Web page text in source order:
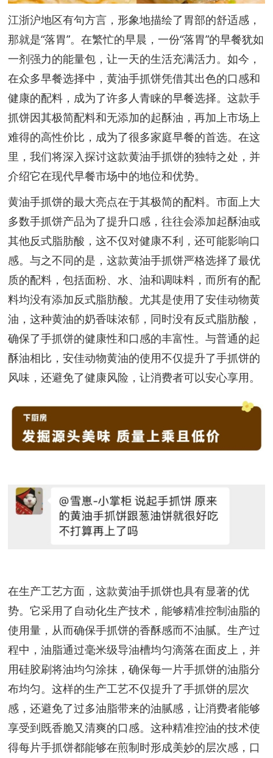
江浙沪地区有句方言，形象地描绘了胃部的舒适感，
那就是“落胃”。在繁忙的早晨，一份“落胃”的早餐犹如
一剂强力的能量包，让一天的生活充满活力。如今，
在众多早餐选择中，黄油手抓饼凭借其出色的口感和
健康的配料，成为了许多人青睐的早餐选择。这款手
抓饼因其极简配料和无添加的起酥油，再加上市场上
难得的高性价比，成为了很多家庭早餐的首选。在这
里，我们将深入探讨这款黄油手抓饼的独特之处，并
介绍它在现代早餐市场中的地位和优势。
黄油手抓饼的最大亮点在于其极简的配料。市面上大
多数手抓饼产品为了提升口感，往往会添加起酥油或
其他反式脂肪酸，这不仅对健康不利，还可能影响口
感。与之不同的是，这款黄油手抓饼严格选择了最优
质的配料，包括面粉、水、油和调味料，而所有的配
料均没有添加反式脂肪酸。尤其是使用了安佳动物黄
油，这种黄油的奶香味浓郁，同时没有反式脂肪酸，
确保了手抓饼的健康性和口感的丰富性。与普通的起
酥油相比，安佳动物黄油的使用不仅提升了手抓饼的
风味，还避免了健康风险，让消费者可以安心享用。
在生产工艺方面，这款黄油手抓饼也具有显著的优
势。它采用了自动化生产技术，能够精准控制油脂的
使用量，从而确保手抓饼的香酥感而不油腻。生产过
程中，油脂通过毫米级导油槽均匀滴落在面皮上，并
用硅胶刷将油均匀涂抹，确保每一片手抓饼的油脂分
布均匀。这样的生产工艺不仅提升了手抓饼的层次
感，还避免了过多油脂带来的油腻感，让消费者能够
享受到既香脆又清爽的口感。这种精准控油的技术使
得每片手抓饼都能够在煎制时形成美妙的层次感，口